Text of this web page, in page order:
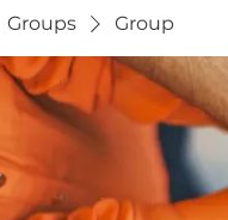
Groups Group